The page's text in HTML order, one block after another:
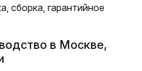
сборка, гарантийное
в Москве,